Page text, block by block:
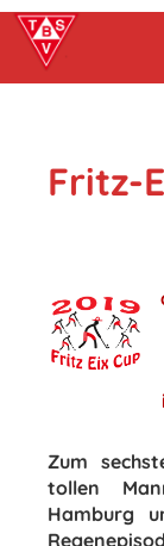
Fritz-
Zum
tollen
Hamburg